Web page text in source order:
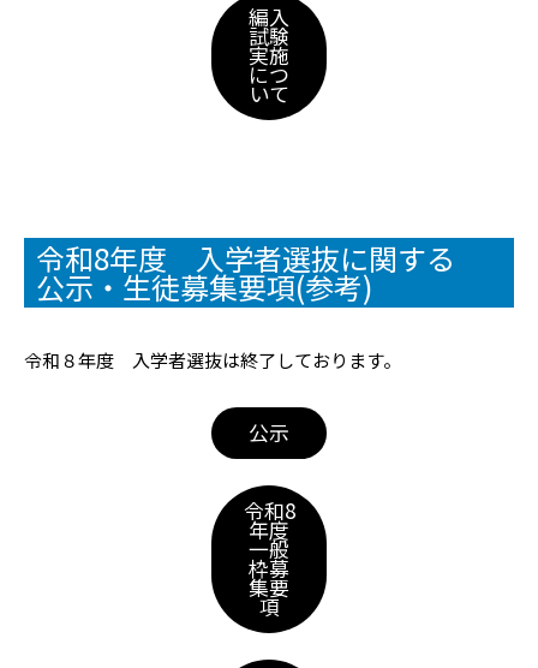
編入
試験
実施
につ
いて
令和8年度 入学者選抜に関する
公示・生徒募集要項(参考)
令和８年度 入学者選抜は終了しております。
公示
令和8
年度
一般
枠募
集要
項